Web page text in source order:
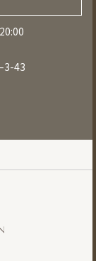
43